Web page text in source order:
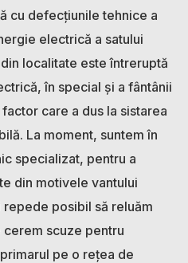
cu defecțiunile tehnice a
electrică a satului
localitate este întreruptă
în special și a fântânii
care a dus la sistarea
La moment, suntem în
specializat, pentru a
din motivele vantului
posibil să reluăm
scuze pentru
pe o rețea de